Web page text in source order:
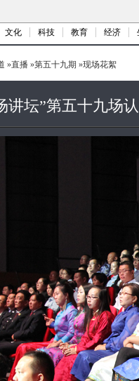
文化 科技 教育 经济
»直播 »第五十九期 »现场花絮
讲坛”第五十九场